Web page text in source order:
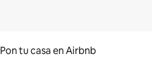
Pon tu casa en Airbnb